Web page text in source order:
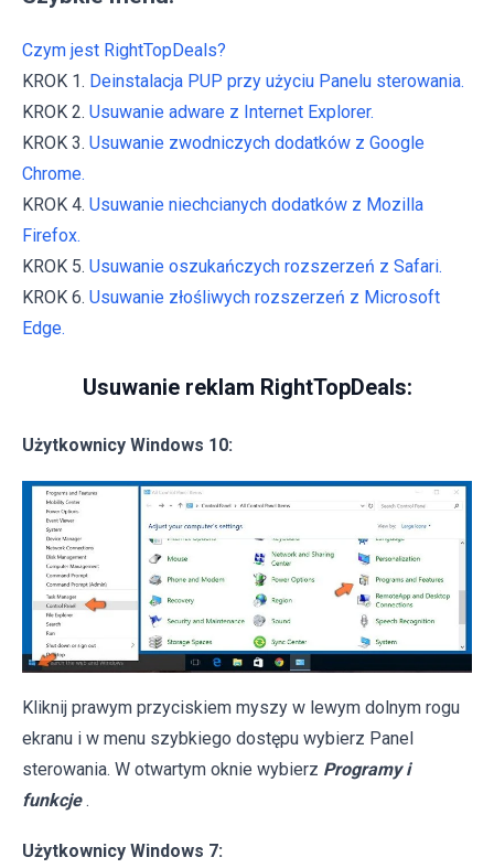
Czym jest RightTopDeals?
KROK 1. Deinstalacja PUP przy użyciu Panelu sterowania.
KROK 2. Usuwanie adware z Internet Explorer.
KROK 3. Usuwanie zwodniczych dodatków z Google
Chrome.
KROK 4. Usuwanie niechcianych dodatków z Mozilla
Firefox.
KROK 5. Usuwanie oszukańczych rozszerzeń z Safari.
KROK 6. Usuwanie złośliwych rozszerzeń z Microsoft
Edge.
Usuwanie reklam RightTopDeals:
Użytkownicy Windows 10:
Kliknij prawym przyciskiem myszy w lewym dolnym rogu
ekranu i w menu szybkiego dostępu wybierz Panel
sterowania. W otwartym oknie wybierz Programy i
funkcje .
Użytkownicy Windows 7: